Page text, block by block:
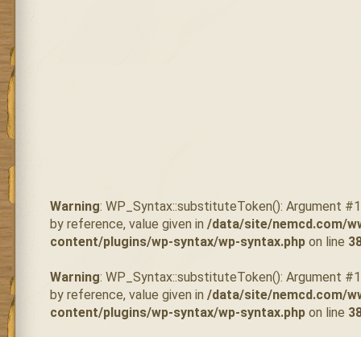
Warning: WP_Syntax::substituteToken(): Argument
by reference, value given in /data/site/nemcd.com/
content/plugins/wp-syntax/wp-syntax.phpon line
Warning: WP_Syntax::substituteToken(): Argument
by reference, value given in /data/site/nemcd.com/
content/plugins/wp-syntax/wp-syntax.phpon line